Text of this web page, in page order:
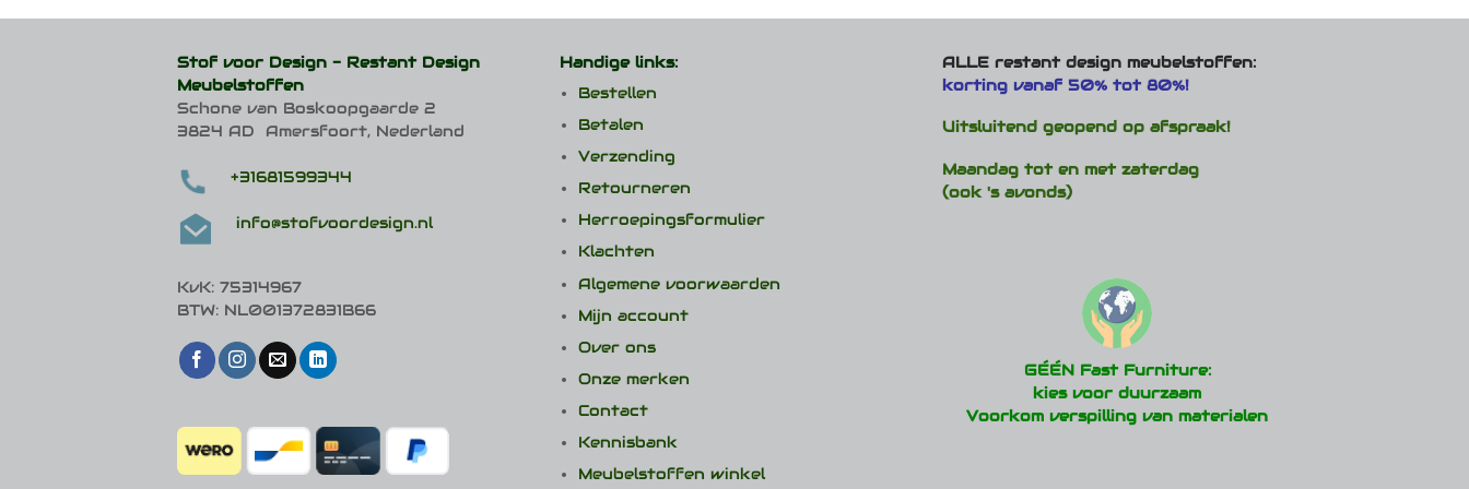
Stof voor Design - Restant Design
Meubelstoffen
Schone van Boskoopgaarde 2
3824 AD Amersfoort, Nederland
+31681599344
info@stofvoordesign.nl
KvK: 75314967
BTW: NL001372831B66
Handige links:
Bestellen
Betalen
Verzending
Retourneren
Herroepingsformulier
Klachten
Algemene voorwaarden
Mijn account
Over ons
Onze merken
Contact
Kennisbank
Meubelstoffen winkel
ALLE restant design meubelstoffen:
korting vanaf 50% tot 80%!
Uitsluitend geopend op afspraak!
Maandag tot en met zaterdag
(ook 's avonds)
GÉÉN Fast Furniture:
kies voor duurzaam
Voorkom verspilling van materialen